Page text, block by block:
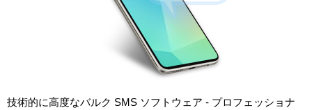
技術的に高度なバルク SMS ソフトウェア - プロフェッショナ